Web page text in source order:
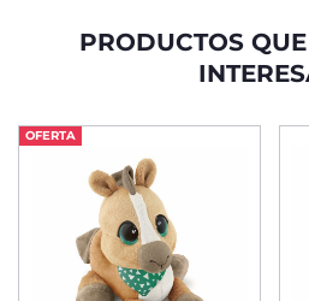
PRODUCTOS
OFERTA